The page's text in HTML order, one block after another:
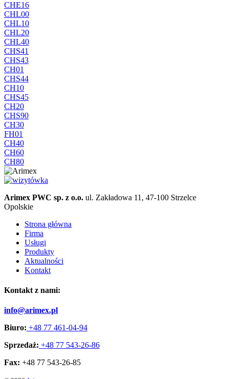
CHE16
CHL00
CHL10
CHL20
CHL40
CHS41
CHS43
CH01
CHS44
CH10
CHS45
CH20
CHS90
CH30
FH01
CH40
CH60
CH80
Arimex PWC sp. z o.o. ul. Zakładowa 11, 47-100 Strzelce
Opolskie
Strona główna
Firma
Usługi
Produkty
Aktualności
Kontakt
Kontakt z nami:
info@arimex.pl
Biuro: +48 77 461-04-94
Sprzedaż: +48 77 543-26-86
Fax: +48 77 543-26-85